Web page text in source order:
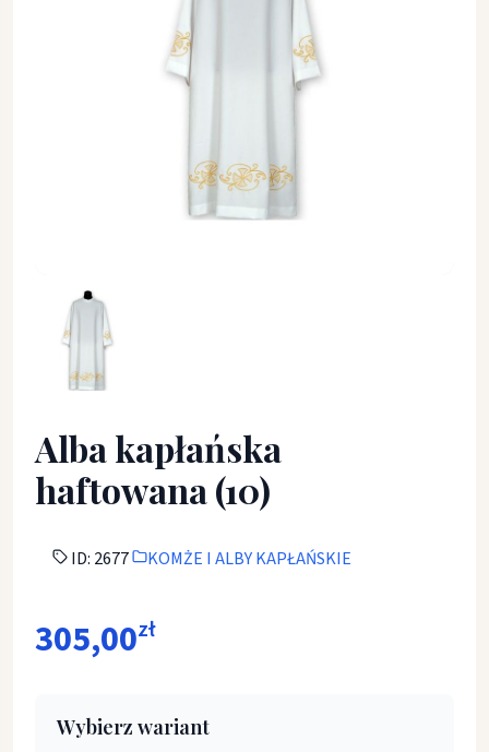
Alba kapłańska haftowana (10) - KOMŻE I ALBY
Alba kapłańska
haftowana (10)
ID: 2677 KOMŻE I ALBY KAPŁAŃSKIE
305,00zł
Wybierz wariant